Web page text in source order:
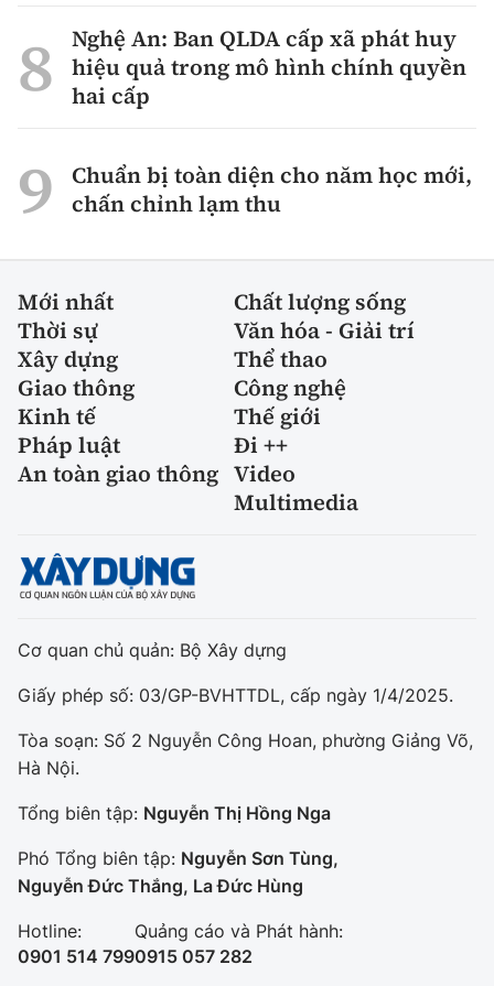
Nghệ An: Ban QLDA cấp xã phát huy
hiệu quả trong mô hình chính quyền
hai cấp
Chuẩn bị toàn diện cho năm học mới,
chấn chỉnh lạm thu
Mới nhất
Chất lượng sống
Thời sự
Văn hóa - Giải trí
Xây dựng
Thể thao
Giao thông
Công nghệ
Kinh tế
Thế giới
Pháp luật
Đi ++
An toàn giao thông Video
Multimedia
Cơ quan chủ quản: Bộ Xây dựng
Giấy phép số: 03/GP-BVHTTDL, cấp ngày 1/4/2025.
Tòa soạn: Số 2 Nguyễn Công Hoan, phường Giảng Võ,
Hà Nội.
Tổng biên tập: Nguyễn Thị Hồng Nga
Phó Tổng biên tập: Nguyễn Sơn Tùng,
Nguyễn Đức Thắng, La Đức Hùng
Hotline:
0901 514 799
Quảng cáo và Phát hành:
0915 057 282